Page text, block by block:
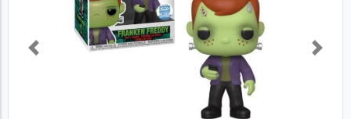
Previous Next